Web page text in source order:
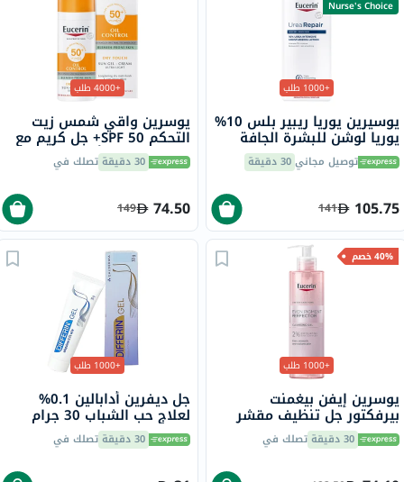
Nurse's Choice
+1000 طلب
يوسيرين يوريا ريبير بلس 10%
يوريا لوشن للبشرة الجافة
والخشنة 250 ملتوصيل مجاني30 دقيقة
105.75
141
+4000 طلب
يوسرين واقي شمس زيت
التحكم SPF 50+ جل كريم مع
لمسة جافة وتأثير مضاد
لللمعان للبشرة المعرضة
30 دقيقة تصلك في
74.50
149
40% خصم
+1000 طلب
يوسرين إيفن بيغمنت
بيرفكتور جل تنظيف مقشر
2%، 200 مل 30 دقيقة تصلك في
+1000 طلب
جل ديفرين أدابالين 0.1%
لعلاج حب الشباب 30 جرام
30 دقيقة تصلك في